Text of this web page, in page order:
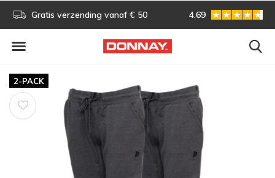
Gratis verzending vanaf € 50 Gratis omruilen
4.69
2-PACK